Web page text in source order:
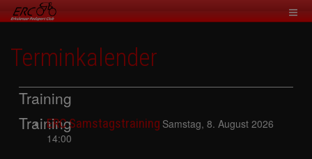
Terminkalender
Training
TrainingERC Samstagstraining Samstag, 8. August 2026
14:00